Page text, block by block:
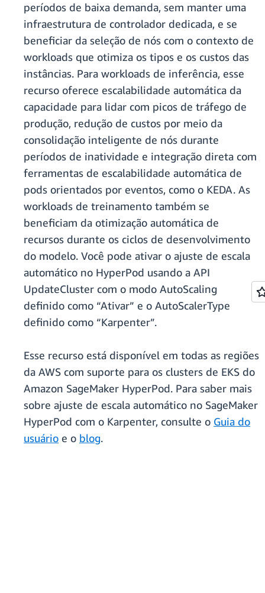
períodos de baixa demanda, sem manter uma
infraestrutura de controlador dedicada, e se
beneficiar da seleção de nós com o contexto de
workloads que otimiza os tipos e os custos das
instâncias. Para workloads de inferência, esse
recurso oferece escalabilidade automática da
capacidade para lidar com picos de tráfego de
produção, redução de custos por meio da
consolidação inteligente de nós durante
períodos de inatividade e integração direta com
ferramentas de escalabilidade automática de
pods orientados por eventos, como o KEDA. As
workloads de treinamento também se
beneficiam da otimização automática de
recursos durante os ciclos de desenvolvimento
do modelo. Você pode ativar o ajuste de escala
automático no HyperPod usando a API
UpdateCluster com o modo AutoScaling
definido como “Ativar” e o AutoScalerType
definido como “Karpenter”.
Esse recurso está disponível em todas as regiões
da AWS com suporte para os clusters de EKS do
Amazon SageMaker HyperPod. Para saber mais
sobre ajuste de escala automático no SageMaker
HyperPod com o Karpenter, consulte o Guia do
usuário e o blog.